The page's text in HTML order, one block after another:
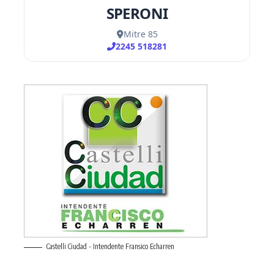
Castelli Ciudad - Intendente Fransico Echarren